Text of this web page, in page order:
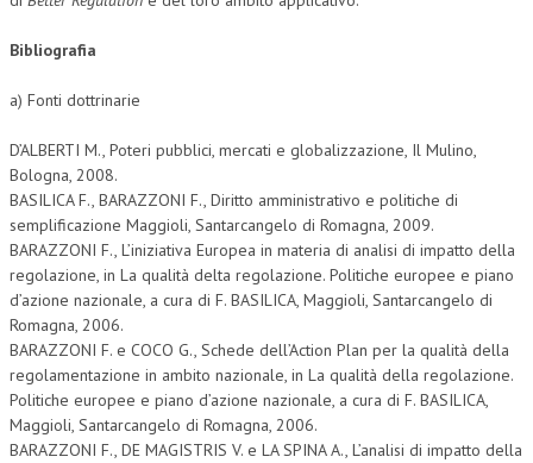
Bibliografia
a) Fonti dottrinarie
D’ALBERTI M., Poteri pubblici, mercati e globalizzazione, Il Mulino,
Bologna, 2008.
BASILICA F., BARAZZONI F., Diritto amministrativo e politiche di
semplificazione Maggioli, Santarcangelo di Romagna, 2009.
BARAZZONI F., L’iniziativa Europea in materia di analisi di impatto della
regolazione, in La qualità delta regolazione. Politiche europee e piano
d’azione nazionale, a cura di F. BASILICA, Maggioli, Santarcangelo di
Romagna, 2006.
BARAZZONI F. e COCO G., Schede dell’Action Plan per la qualità della
regolamentazione in ambito nazionale, in La qualità della regolazione.
Politiche europee e piano d’azione nazionale, a cura di F. BASILICA,
Maggioli, Santarcangelo di Romagna, 2006.
BARAZZONI F., DE MAGISTRIS V. e LA SPINA A., L’analisi di impatto della